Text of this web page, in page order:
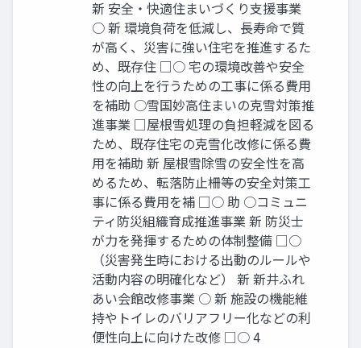
新 安全・快適住まいづくり支援事業
○ 新 環境負荷を低減し、長寿命で質
が高く、災害に強い住宅を推進するた
め、既存住 □○ 宅の環境改善や安全
性の向上を行うための工事に係る費用
を補助 ○雪国妙高住まいの克雪対策推
進事業 □屋根雪処理の負担軽減を図る
ため、既存住宅の克雪化改修に係る費
用を補助 新 屋根雪除雪の安全性を高
めるため、転落防止柵等の安全対策工
事に係る費用を補 □○ 助 ○コミュニ
ティ防災組織育成推進事業 新 防災士
が力を発揮するための体制整備 □○
（災害発生時における出動のルールや
活動内容の明確化など） 新 新井ふれ
あい会館改修事業 ○ 新 施設の機能維
持やトイレのバリアフリー化などの利
便性向上に向けた改修 □○ 4